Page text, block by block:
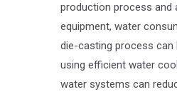
production process and
equipment, water
die-casting process can
using efficient water
water systems can